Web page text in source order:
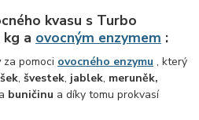
kvasu s Turbo
a ovocným enzymem :
za pomoci ovocného enzymu , který
,švestek, jablek, meruněk,
buničinu a díky tomu prokvasí